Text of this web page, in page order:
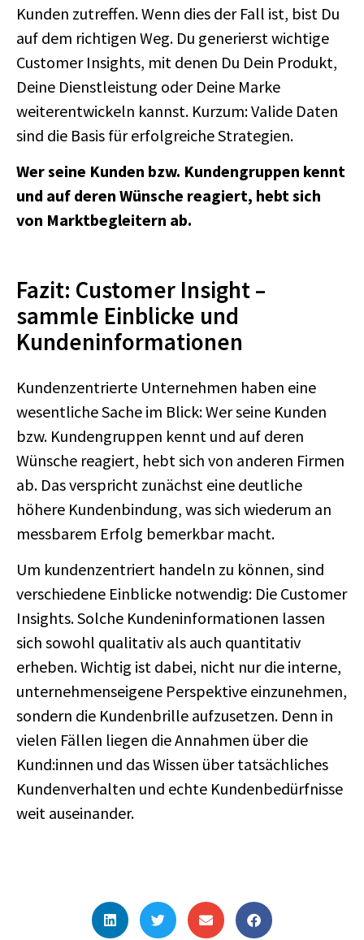
Kunden zutreffen. Wenn dies der Fall ist, bist Du
auf dem richtigen Weg. Du generierst wichtige
Customer Insights, mit denen Du Dein Produkt,
Deine Dienstleistung oder Deine Marke
weiterentwickeln kannst. Kurzum: Valide Daten
sind die Basis für erfolgreiche Strategien.
Wer seine Kunden bzw. Kundengruppen kennt
und auf deren Wünsche reagiert, hebt sich
von Marktbegleitern ab.
Fazit: Customer Insight –
sammle Einblicke und
Kundeninformationen
Kundenzentrierte Unternehmen haben eine
wesentliche Sache im Blick: Wer seine Kunden
bzw. Kundengruppen kennt und auf deren
Wünsche reagiert, hebt sich von anderen Firmen
ab. Das verspricht zunächst eine deutliche
höhere Kundenbindung, was sich wiederum an
messbarem Erfolg bemerkbar macht.
Um kundenzentriert handeln zu können, sind
verschiedene Einblicke notwendig: Die Customer
Insights. Solche Kundeninformationen lassen
sich sowohl qualitativ als auch quantitativ
erheben. Wichtig ist dabei, nicht nur die interne,
unternehmenseigene Perspektive einzunehmen,
sondern die Kundenbrille aufzusetzen. Denn in
vielen Fällen liegen die Annahmen über die
Kund:innen und das Wissen über tatsächliches
Kundenverhalten und echte Kundenbedürfnisse
weit auseinander.